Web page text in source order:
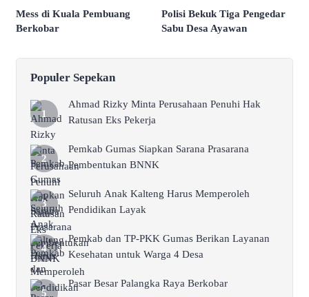
Mess di Kuala Pembuang
Berkobar
Polisi Bekuk Tiga Pengedar
Sabu Desa Ayawan
Populer Sepekan
Ahmad Rizky Minta Perusahaan Penuhi Hak
Ratusan Eks Pekerja
Pemkab Gumas Siapkan Sarana Prasarana
Pembentukan BNNK
Seluruh Anak Kalteng Harus Memperoleh
Pendidikan Layak
Pemkab dan TP-PKK Gumas Berikan Layanan
Kesehatan untuk Warga 4 Desa
Pasar Besar Palangka Raya Berkobar